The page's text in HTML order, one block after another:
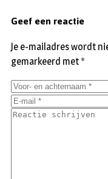
Geef een reactie
Je e-mailadres wordt
gemarkeerd met *